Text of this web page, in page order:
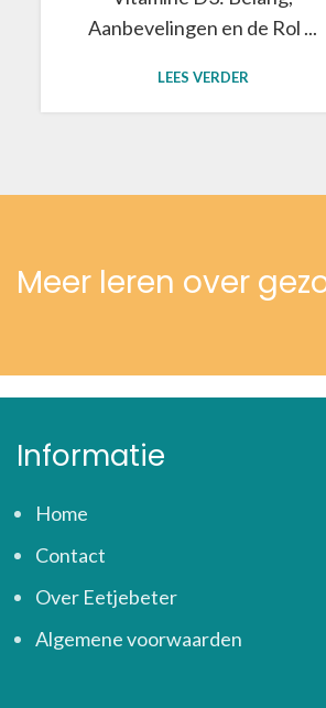
Aanbevelingen en de Rol ...
LEES VERDER
Meer leren over
Informatie
Home
Contact
Over Eetjebeter
Algemene voorwaarden